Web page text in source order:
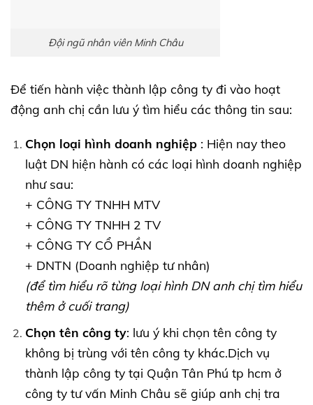
Đội ngũ nhân viên Minh Châu
Để tiến hành việc thành lập công ty đi vào hoạt
động anh chị cần lưu ý tìm hiểu các thông tin sau:
Chọn loại hình doanh nghiệp: Hiện nay theo
luật DN hiện hành có các loại hình doanh nghiệp
như sau:
+ CÔNG TY TNHH MTV
+ CÔNG TY TNHH 2 TV
+ CÔNG TY CỔ PHẦN
+ DNTN (Doanh nghiệp tư nhân)
(để tìm hiểu rõ từng loại hình DN anh chị tìm hiểu
thêm ở cuối trang)
Chọn tên công ty: lưu ý khi chọn tên công ty
không bị trùng với tên công ty khác.Dịch vụ
thành lập công ty tại Quận Tân Phú tp hcm ở
công ty tư vấn Minh Châu sẽ giúp anh chị tra